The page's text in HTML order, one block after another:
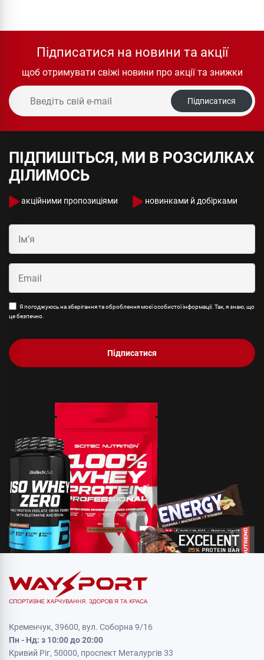
Підписатися на новини та акції
щоб отримувати свіжі новини про акції та знижки
Підписатися
ПІДПИШІТЬСЯ, МИ В РОЗСИЛКАХ
ДІЛИМОСЬ
акційними пропозиціями новинками й добірками
Я погоджуюсь на зберігання та оброблення моєї особистої інформації. Так, я знаю, що
це безпечно.
Підписатися
Кременчук, 39600, вул. Соборна 9/16
Пн - Нд: з 10:00 до 20:00
Кривий Ріг, 50000, проспект Металургів 33